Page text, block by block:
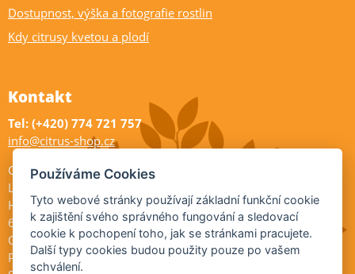
Dostupnost, výška a fotografie rostlin
Kdy citrusy kvetou a plodí
Kontakt
Tel: (+420) 774 721 757
info@citrus-shop.cz
Citrus shop zahradnictví
Legionářů 2
Hodonín
695 01
Otevřeno:
Po-Pá 9-17
Používáme Cookies
Tyto webové stránky používají základní funkční cookie
k zajištění svého správného fungování a sledovací
cookie k pochopení toho, jak se stránkami pracujete.
Další typy cookies budou použity pouze po vašem
schválení.